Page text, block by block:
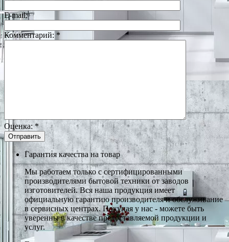
E-mail:
Комментарий: *
Оценка:*
Гарантия качества на товар
Мы работаем только с сертифицированными
производителями бытовой техники от заводов
изготовителей. Вся наша продукция имеет
официальную гарантию производителя и обслуживание
в сервисных центрах. Покупая у нас - можете быть
уверенны в качестве предоставляемой продукции и
услуг.